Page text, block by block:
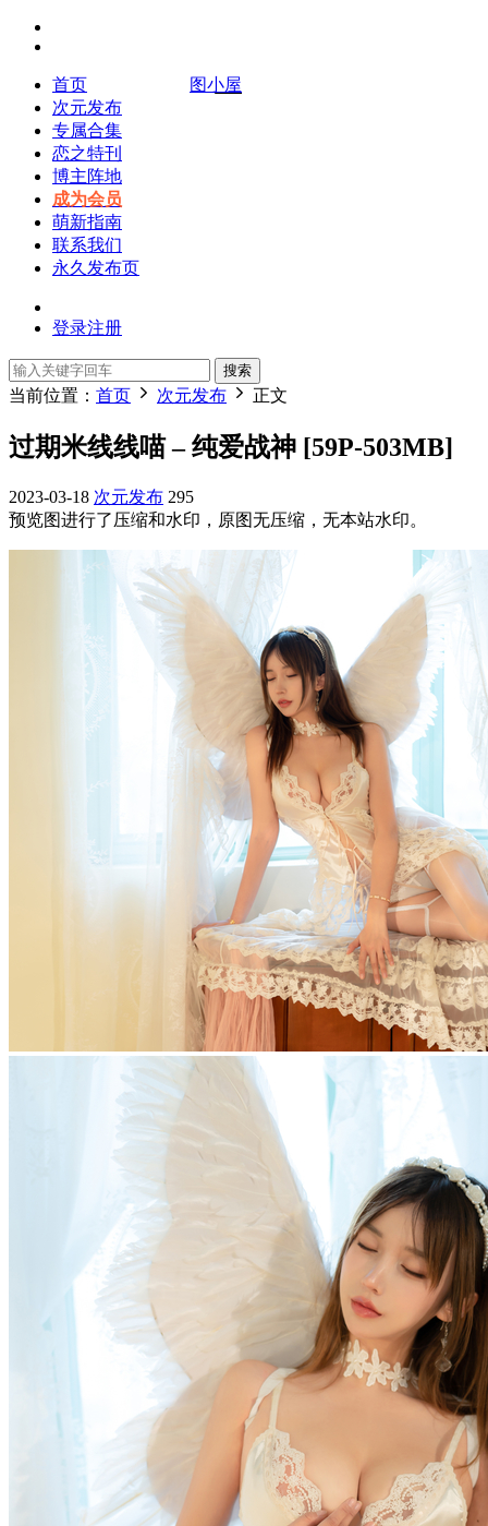
图小屋
首页
次元发布
专属合集
恋之特刊
博主阵地
成为会员
萌新指南
联系我们
永久发布页
登录注册
搜索
当前位置： 首页 次元发布 正文
过期米线线喵 – 纯爱战神 [59P-503MB]
2023-03-18 次元发布 295
预览图进行了压缩和水印，原图无压缩，无本站水印。